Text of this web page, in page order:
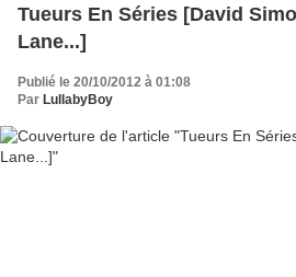
Tueurs En Séries [David
Lane...]
Publié le 20/10/2012 à 01:08
Par LullabyBoy